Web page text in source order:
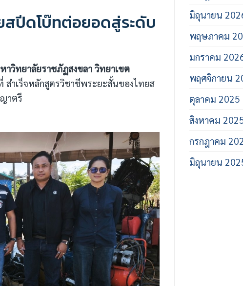
สปีดโบ๊ทต่อยอดสู่ระดับ
วิทยาลัยราชภัฏสงขลาวิทยาเขต
ำเร็จหลักสูตรวิชาชีพระยะสั้นของไทยส
าตรี
มิถุนายน
พฤษภาคม
มกราคม
พฤศจิกายน
ตุลาคม 2025
สิงหาคม
กรกฎาคม
มิถุนายน